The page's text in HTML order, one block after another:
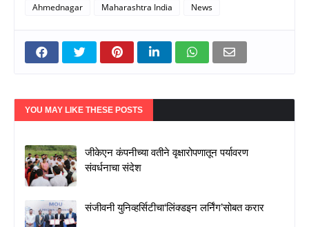
Ahmednagar Maharashtra India News
YOU MAY LIKE THESE POSTS
जीकेएन कंपनीच्या वतीने वृक्षारोपणातून पर्यावरण
संवर्धनाचा संदेश
संजीवनी युनिव्हर्सिटीचा‘लिंक्डइन लर्निंग’सोबत करार